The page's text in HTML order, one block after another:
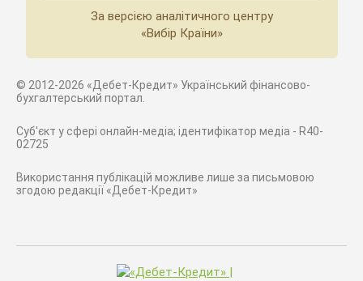
За версією аналітичного центру
«Вибір Країни»
© 2012-2026 «Дебет-Кредит» Український фінансово-
бухгалтерський портал.
Суб'єкт у сфері онлайн-медіа; ідентифікатор медіа - R40-
02725
Використання публікацій можливе лише за письмовою
згодою редакції «Дебет-Кредит»